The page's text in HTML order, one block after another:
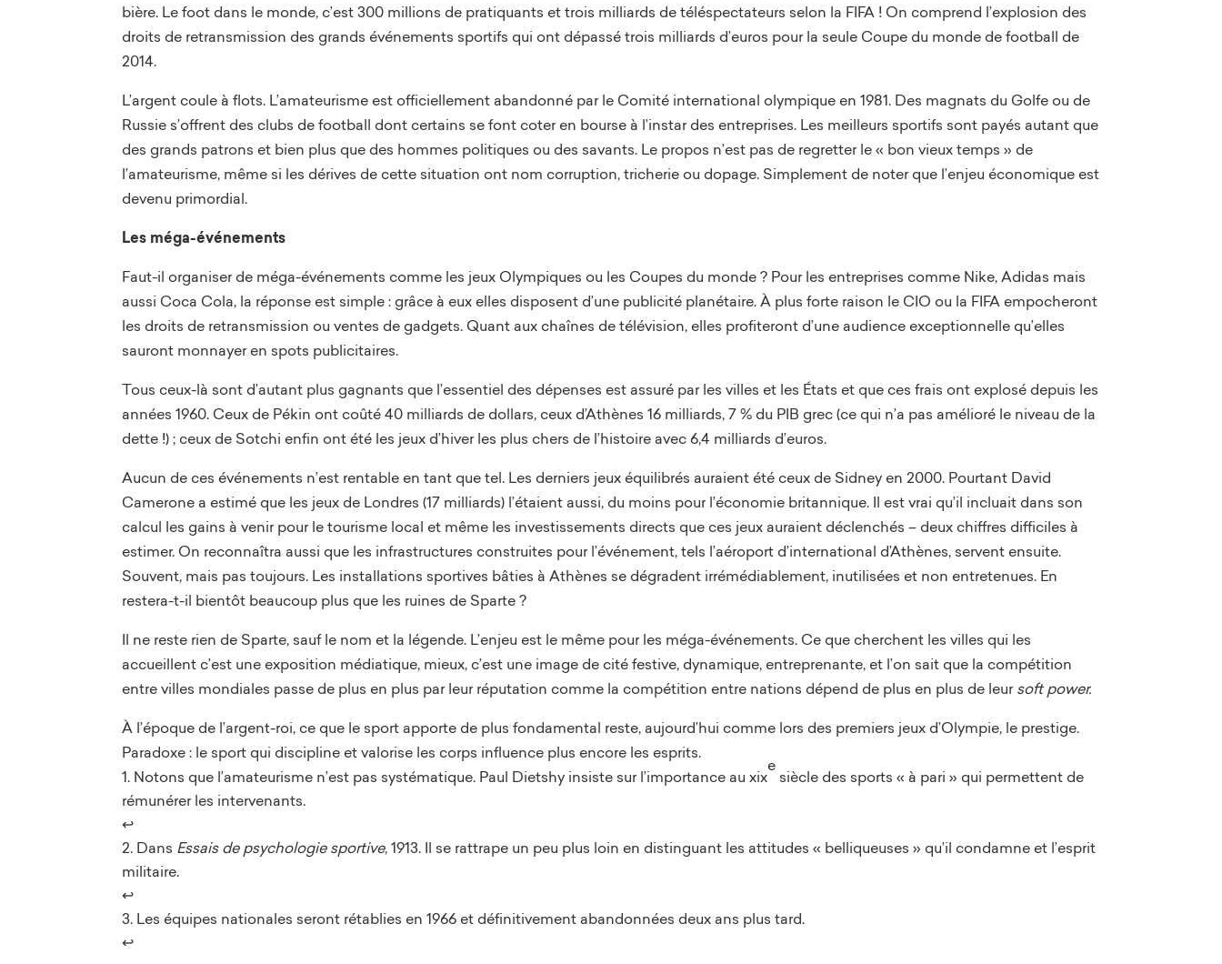
bière. Le foot dans le monde, c’est 300 millions de pratiquants et trois milliards de téléspectateurs selon la FIFA ! On comprend l’explosion des
droits de retransmission des grands événements sportifs qui ont dépassé trois milliards d’euros pour la seule Coupe du monde de football de
2014.
L’argent coule à flots. L’amateurisme est officiellement abandonné par le Comité international olympique en 1981. Des magnats du Golfe ou de
Russie s’offrent des clubs de football dont certains se font coter en bourse à l’instar des entreprises. Les meilleurs sportifs sont payés autant que
des grands patrons et bien plus que des hommes politiques ou des savants. Le propos n’est pas de regretter le « bon vieux temps » de
l’amateurisme, même si les dérives de cette situation ont nom corruption, tricherie ou dopage. Simplement de noter que l’enjeu économique est
devenu primordial.
Les méga-événements
Faut-il organiser de méga-événements comme les jeux Olympiques ou les Coupes du monde ? Pour les entreprises comme Nike, Adidas mais
aussi Coca Cola, la réponse est simple : grâce à eux elles disposent d’une publicité planétaire. À plus forte raison le CIO ou la FIFA empocheront
les droits de retransmission ou ventes de gadgets. Quant aux chaînes de télévision, elles profiteront d’une audience exceptionnelle qu’elles
sauront monnayer en spots publicitaires.
Tous ceux-là sont d’autant plus gagnants que l’essentiel des dépenses est assuré par les villes et les États et que ces frais ont explosé depuis les
années 1960. Ceux de Pékin ont coûté 40 milliards de dollars, ceux d’Athènes 16 milliards, 7 % du PIB grec (ce qui n’a pas amélioré le niveau de la
dette !) ; ceux de Sotchi enfin ont été les jeux d’hiver les plus chers de l’histoire avec 6,4 milliards d’euros.
Aucun de ces événements n’est rentable en tant que tel. Les derniers jeux équilibrés auraient été ceux de Sidney en 2000. Pourtant David
Camerone a estimé que les jeux de Londres (17 milliards) l’étaient aussi, du moins pour l’économie britannique. Il est vrai qu’il incluait dans son
calcul les gains à venir pour le tourisme local et même les investissements directs que ces jeux auraient déclenchés – deux chiffres difficiles à
estimer. On reconnaîtra aussi que les infrastructures construites pour l’événement, tels l’aéroport d’international d’Athènes, servent ensuite.
Souvent, mais pas toujours. Les installations sportives bâties à Athènes se dégradent irrémédiablement, inutilisées et non entretenues. En
restera-t-il bientôt beaucoup plus que les ruines de Sparte ?
Il ne reste rien de Sparte, sauf le nom et la légende. L’enjeu est le même pour les méga-événements. Ce que cherchent les villes qui les
accueillent c’est une exposition médiatique, mieux, c’est une image de cité festive, dynamique, entreprenante, et l’on sait que la compétition
entre villes mondiales passe de plus en plus par leur réputation comme la compétition entre nations dépend de plus en plus de leursoft power.
À l’époque de l’argent-roi, ce que le sport apporte de plus fondamental reste, aujourd’hui comme lors des premiers jeux d’Olympie, le prestige.
Paradoxe : le sport qui discipline et valorise les corps influence plus encore les esprits.
Notons que l’amateurisme n’est pas systématique. Paul Dietshy insiste sur l’importance au xix
e
siècle des sports « à pari » qui permettent de
rémunérer les intervenants.
↩︎
Dans Essais de psychologie sportive, 1913. Il se rattrape un peu plus loin en distinguant les attitudes « belliqueuses » qu’il condamne et l’esprit
militaire.
↩︎
Les équipes nationales seront rétablies en 1966 et définitivement abandonnées deux ans plus tard.
↩︎